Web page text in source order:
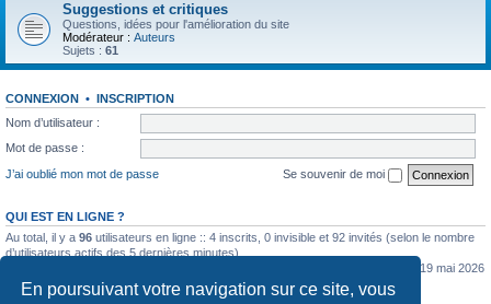
En poursuivant votre navigation sur ce site, vous
Suggestions et critiques
Questions, idées pour l'amélioration du site
Modérateur : Auteurs
Sujets : 61
CONNEXION • INSCRIPTION
Nom d’utilisateur :
Mot de passe :
J’ai oublié mon mot de passe
Se souvenir de moi
QUI EST EN LIGNE ?
Au total, il y a 96 utilisateurs en ligne :: 4 inscrits, 0 invisible et 92 invités (selon le nombre
d’utilisateurs actifs des 5 dernières minutes)
le mar. 19 mai 2026
0:07